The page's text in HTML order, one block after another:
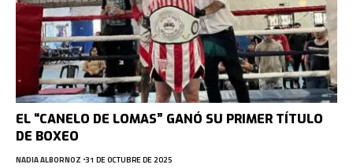
EL “CANELO DE LOMAS” GANÓ SU PRIMER TÍTULO
DE BOXEO
NADIA ALBORNOZ 31 DE OCTUBRE DE 2025